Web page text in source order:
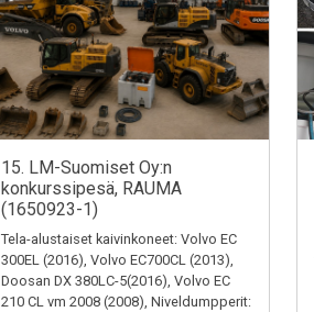
15. LM-Suomiset Oy:n
konkurssipesä, RAUMA
(1650923-1)
Tela-alustaiset kaivinkoneet: Volvo EC
300EL (2016), Volvo EC700CL (2013),
Doosan DX 380LC-5(2016), Volvo EC
210 CL vm 2008 (2008), Niveldumpperit: